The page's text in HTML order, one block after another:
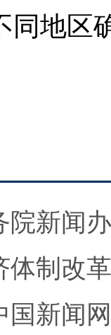
同地区
院新闻
体制改
国新闻网